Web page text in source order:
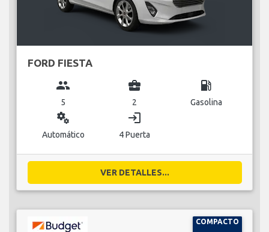
FORD FIESTA
group
5
business_center
2
local_gas_station
Gasolina
miscellaneous_services
Automático
login
4 Puerta
VER DETALLES...
COMPACTO